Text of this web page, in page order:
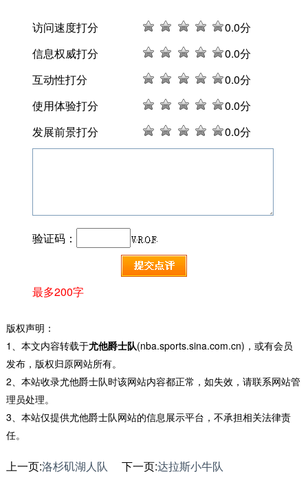
访问速度打分 0.0分
信息权威打分
0.0分
互动性打分
0.0分
使用体验打分
0.0分
发展前景打分
0.0分
验证码：
最多200字
版权声明：
1、本文内容转载于尤他爵士队(nba.sports.sina.com.cn)，或有会员
发布，版权归原网站所有。
2、本站收录尤他爵士队时该网站内容都正常，如失效，请联系网站管
理员处理。
3、本站仅提供尤他爵士队网站的信息展示平台，不承担相关法律责
任。
上一页:洛杉矶湖人队 下一页:达拉斯小牛队